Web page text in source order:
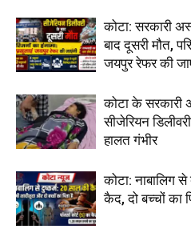
कोटा: सरकारी
बाद दूसरी मौत,
जयपुर रेफर की
कोटा के सरकारी
सीजेरियन
हालत गंभीर
कोटा: नाबालिग
कैद, दो बच्चों का